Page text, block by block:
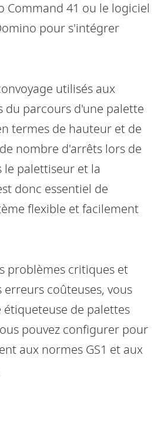
Command 41 ou le logiciel
pour s'intégrer
utilisés aux
du parcours d'une palette
termes de hauteur et de
nombre d'arrêts lors de
le palettiseur et la
donc essentiel de
flexible et facilement
problèmes critiques et
erreurs coûteuses, vous
étiqueteuse de palettes
pouvez configurer pour
aux normes GS1 et aux